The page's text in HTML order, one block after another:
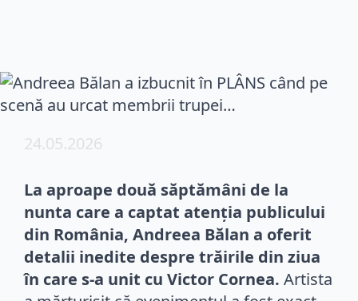
24.05.2026
La aproape două săptămâni de la
nunta care a captat atenția publicului
din România, Andreea Bălan a oferit
detalii inedite despre trăirile din ziua
în care s-a unit cu Victor Cornea. Artista